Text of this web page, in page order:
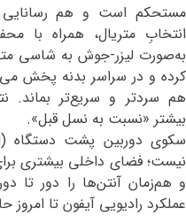
مستحکم است و هم رسانایی
انتخابِ متریال، همراه با
به‌صورت لیزر-جوش به شاسی
کرده و در سراسر بدنه پخش
هم سردتر و سریع‌تر بماند.
بیشتر »نسبت به نسل قبل».
سکوی دوربین پشت دستگاه (
نیست؛ فضای داخلی بیشتری
و هم‌زمان آنتن‌ها را دور تا
عملکرد رادیویی آیفون تا